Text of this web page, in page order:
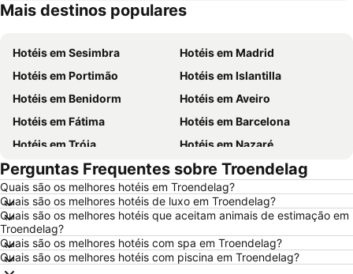
Hotéis em Centro de Portugal
Hotéis em Sul de Espanha
Mais destinos populares
Hotéis em Sesimbra
Hotéis em Madrid
Hotéis em Portimão
Hotéis em Islantilla
Hotéis em Benidorm
Hotéis em Aveiro
Hotéis em Fátima
Hotéis em Barcelona
Hotéis em Tróia
Hotéis em Nazaré
Hotéis em Évora
Hotéis em Peniche
Hotéis em Porto Santo
Hotéis em Isla Canela
Hotéis em Sangenjo
Hotéis em Vila Nova de Milfontes
Hotéis em Vilamoura
Hotéis em Vigo
Hotéis em Roma
Hotéis em Portugal
Perguntas Frequentes sobre Troendelag
Quais são os melhores hotéis em Troendelag?
Quais são os melhores hotéis de luxo em Troendelag?
Quais são os melhores hotéis que aceitam animais de estimação em
Troendelag?
Quais são os melhores hotéis com spa em Troendelag?
Quais são os melhores hotéis com piscina em Troendelag?